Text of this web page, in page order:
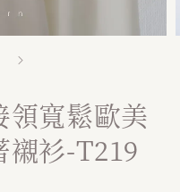
領寬鬆歐美
襯衫-T219